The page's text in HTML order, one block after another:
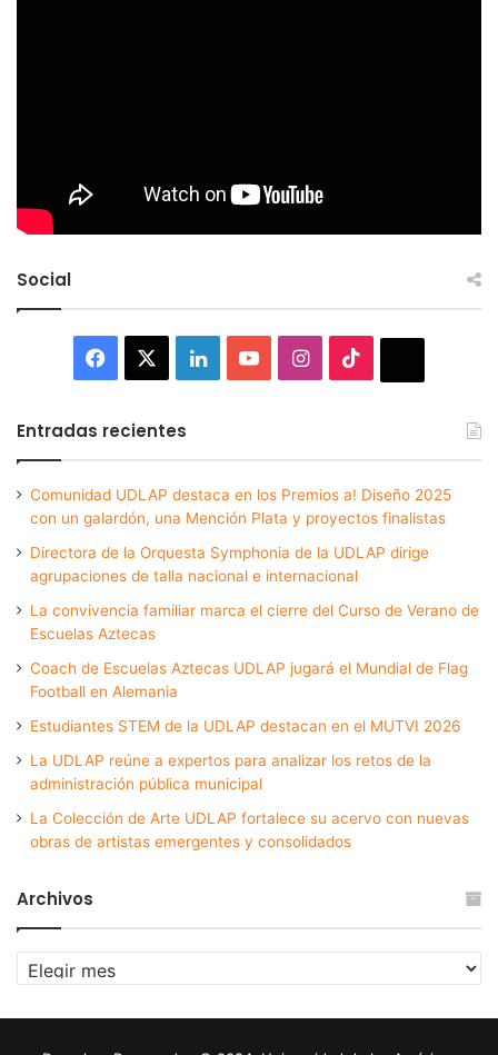
Social
Facebook LinkedInYouTubeInstagram
Entradas recientes
Comunidad UDLAP destaca en los Premios a! Diseño 2025
con un galardón, una Mención Plata y proyectos finalistas
Directora de la Orquesta Symphonia de la UDLAP dirige
agrupaciones de talla nacional e internacional
La convivencia familiar marca el cierre del Curso de Verano de
Escuelas Aztecas
Coach de Escuelas Aztecas UDLAP jugará el Mundial de Flag
Football en Alemania
Estudiantes STEM de la UDLAP destacan en el MUTVI 2026
La UDLAP reúne a expertos para analizar los retos de la
administración pública municipal
La Colección de Arte UDLAP fortalece su acervo con nuevas
obras de artistas emergentes y consolidados
Archivos
Archivos